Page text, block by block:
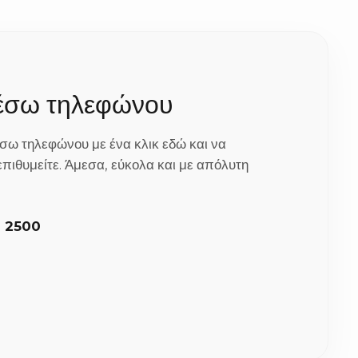
τοποθετείται στην κορυφή, καθώς και ο στολισμός
ή χρώματα (π.χ. λευκό, ιβουάρ, σάπιο μήλο) που
Γράψτε μας την προτίμησή σας στα σχόλια της
τηλεφώνου
τηλεφώνου με ένα κλικ εδώ και να
Άμεσα, εύκολα και με απόλυτη
2500